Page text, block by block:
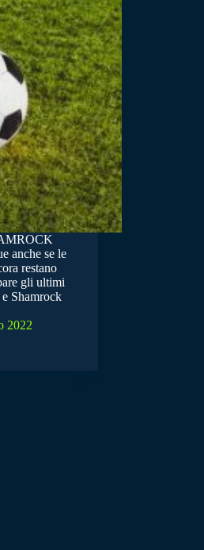
anche se le
restano
gli ultimi
Shamrock
2022